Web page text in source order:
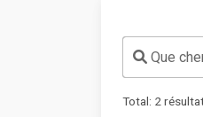
Que
Total: 2